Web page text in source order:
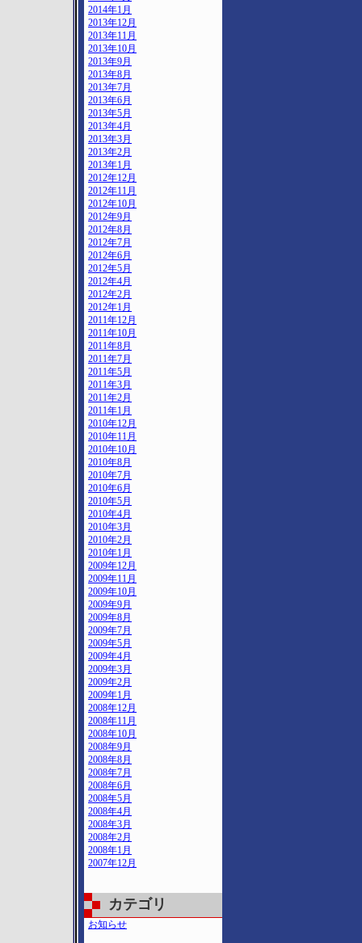
2014年1月
2013年12月
2013年11月
2013年10月
2013年9月
2013年8月
2013年7月
2013年6月
2013年5月
2013年4月
2013年3月
2013年2月
2013年1月
2012年12月
2012年11月
2012年10月
2012年9月
2012年8月
2012年7月
2012年6月
2012年5月
2012年4月
2012年2月
2012年1月
2011年12月
2011年10月
2011年8月
2011年7月
2011年5月
2011年3月
2011年2月
2011年1月
2010年12月
2010年11月
2010年10月
2010年8月
2010年7月
2010年6月
2010年5月
2010年4月
2010年3月
2010年2月
2010年1月
2009年12月
2009年11月
2009年10月
2009年9月
2009年8月
2009年7月
2009年5月
2009年4月
2009年3月
2009年2月
2009年1月
2008年12月
2008年11月
2008年10月
2008年9月
2008年8月
2008年7月
2008年6月
2008年5月
2008年4月
2008年3月
2008年2月
2008年1月
2007年12月
カテゴリ
お知らせ